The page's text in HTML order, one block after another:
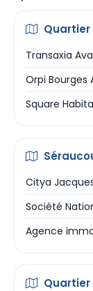
Quartier
Transaxia
Orpi Bourges
Square
Citya
Société
Agence